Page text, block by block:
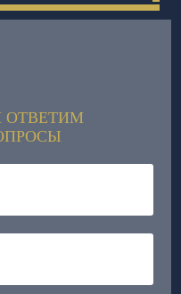
ОТВЕТИМ